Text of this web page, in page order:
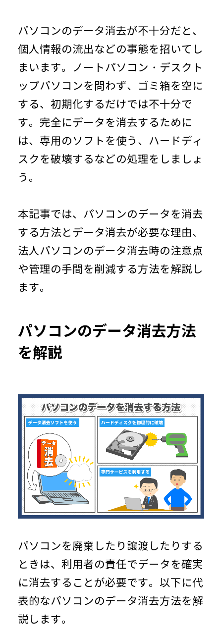
パソコンのデータ消去が不十分だと、
個人情報の流出などの事態を招いてし
まいます。ノートパソコン・デスクト
ップパソコンを問わず、ゴミ箱を空に
する、初期化するだけでは不十分で
す。完全にデータを消去するために
は、専用のソフトを使う、ハードディ
スクを破壊するなどの処理をしましょ
う。
本記事では、パソコンのデータを消去
する方法とデータ消去が必要な理由、
法人パソコンのデータ消去時の注意点
や管理の手間を削減する方法を解説し
ます。
パソコンのデータ消去方法
を解説
パソコンを廃棄したり譲渡したりする
ときは、利用者の責任でデータを確実
に消去することが必要です。以下に代
表的なパソコンのデータ消去方法を解
説します。